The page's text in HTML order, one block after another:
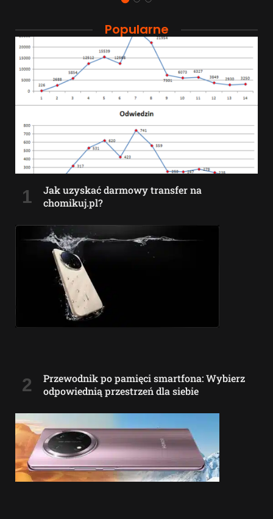
Popularne
Jak uzyskać darmowy transfer na
chomikuj.pl?
Przewodnik po pamięci smartfona: Wybierz
odpowiednią przestrzeń dla siebie